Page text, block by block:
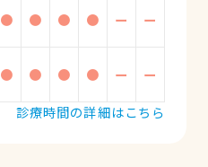
● ● ● ● ー ー
● ● ● ● ー
ー
診療時間の詳細はこちら